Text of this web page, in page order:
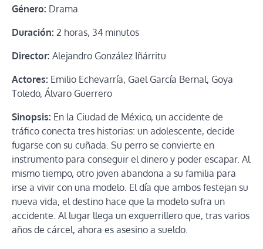
Género: Drama
Duración: 2 horas, 34 minutos
Director: Alejandro González Iñárritu
Actores: Emilio Echevarría, Gael García Bernal, Goya
Toledo, Álvaro Guerrero
Sinopsis: En la Ciudad de México, un accidente de
tráfico conecta tres historias: un adolescente, decide
fugarse con su cuñada. Su perro se convierte en
instrumento para conseguir el dinero y poder escapar. Al
mismo tiempo, otro joven abandona a su familia para
irse a vivir con una modelo. El día que ambos festejan su
nueva vida, el destino hace que la modelo sufra un
accidente. Al lugar llega un exguerrillero que, tras varios
años de cárcel, ahora es asesino a sueldo.